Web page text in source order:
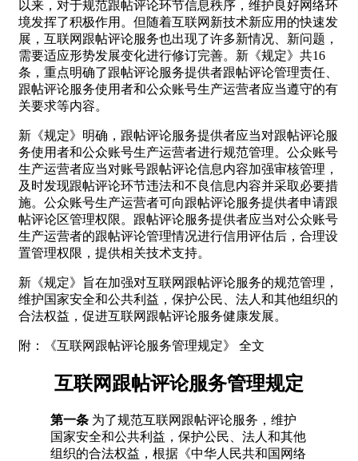
以来，对于规范跟帖评论环节信息秩序，维护良好网络环
境发挥了积极作用。但随着互联网新技术新应用的快速发
展，互联网跟帖评论服务也出现了许多新情况、新问题，
需要适应形势发展变化进行修订完善。新《规定》共16
条，重点明确了跟帖评论服务提供者跟帖评论管理责任、
跟帖评论服务使用者和公众账号生产运营者应当遵守的有
关要求等内容。
新《规定》明确，跟帖评论服务提供者应当对跟帖评论服
务使用者和公众账号生产运营者进行规范管理。公众账号
生产运营者应当对账号跟帖评论信息内容加强审核管理，
及时发现跟帖评论环节违法和不良信息内容并采取必要措
施。公众账号生产运营者可向跟帖评论服务提供者申请跟
帖评论区管理权限。跟帖评论服务提供者应当对公众账号
生产运营者的跟帖评论管理情况进行信用评估后，合理设
置管理权限，提供相关技术支持。
新《规定》旨在加强对互联网跟帖评论服务的规范管理，
维护国家安全和公共利益，保护公民、法人和其他组织的
合法权益，促进互联网跟帖评论服务健康发展。
附：《互联网跟帖评论服务管理规定》 全文
互联网跟帖评论服务管理规定
第一条 为了规范互联网跟帖评论服务，维护
国家安全和公共利益，保护公民、法人和其他
组织的合法权益，根据《中华人民共和国网络